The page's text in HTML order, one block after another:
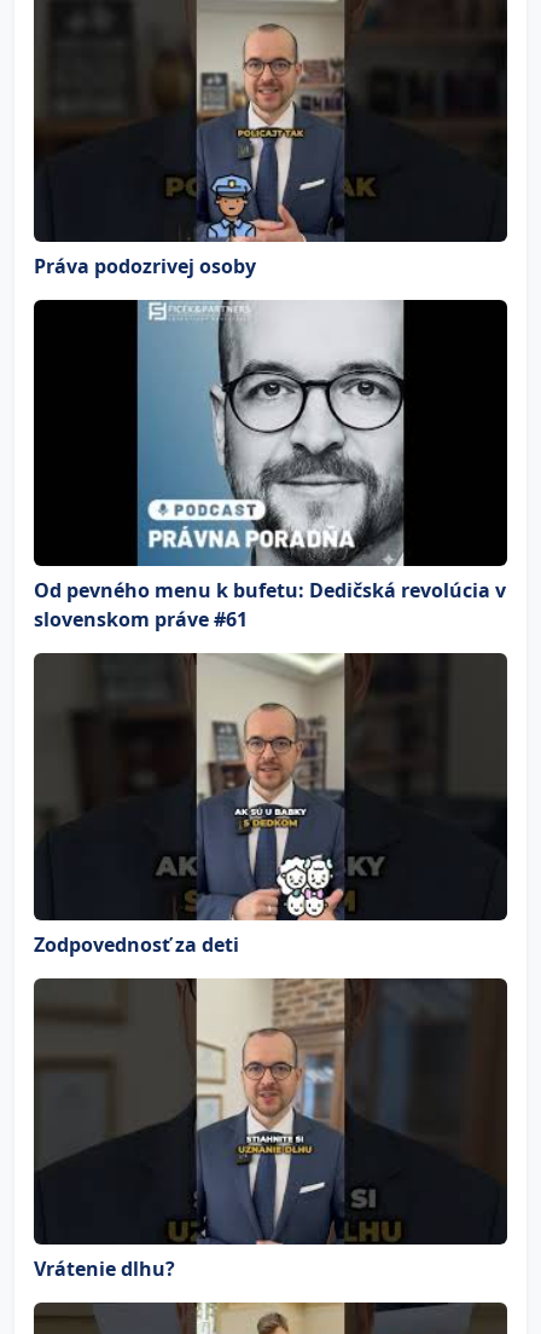
Práva podozrivej osoby
Od pevného menu k bufetu: Dedičská revolúcia v
slovenskom práve #61
Zodpovednosť za deti
Vrátenie dlhu?